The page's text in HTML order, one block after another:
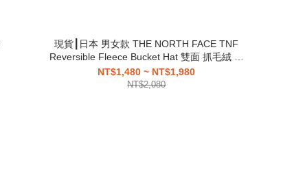
現貨┃日本 男女款 THE NORTH FACE TNF
Reversible Fleece Bucket Hat 雙面 抓毛絨 絨
毛 尼龍 漁夫帽
NT$1,480 ~ NT$1,980
NT$2,080